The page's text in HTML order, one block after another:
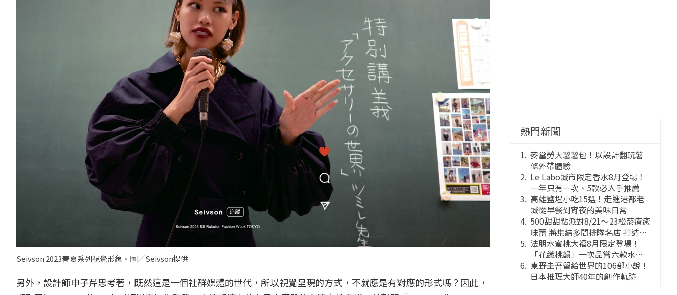
Seivson 2023春夏系列視覺形象。圖／Seivson提供
另外，設計師申子芹思考著，既然這是一個社群媒體的世代，所以視覺呈現的方式，不就應是有對應的形式嗎？因此，
熱門新聞
麥當勞大薯薯包！以設計翻玩薯
條外帶體驗
Le Labo城市限定香水8月登場！
一年只有一次、5款必入手推薦
高雄鹽埕小吃15選！走進港都老
城從早餐到宵夜的美味日常
500甜甜點派對8/21～23松菸療癒
味蕾 將集結多間排隊名店 打造靈
感創意的舞台
法朋水蜜桃大福8月限定登場！
「花織桃韻」一次品嘗六款水蜜
桃花果大福
東野圭吾留給世界的106部小說！
日本推理大師40年的創作軌跡